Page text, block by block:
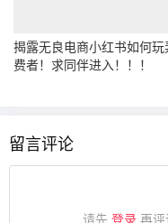
揭露无良电商小红书如何玩
费者！求同伴进入！！！
留言评论
请先 登录 再评